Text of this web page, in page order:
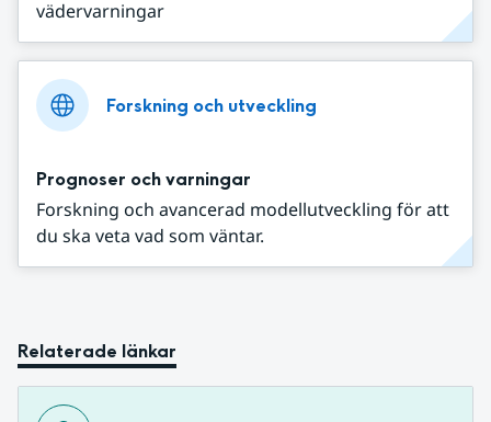
vädervarningar
Forskning och utveckling
Prognoser och varningar
Forskning och avancerad modellutveckling för att
du ska veta vad som väntar.
Relaterade länkar